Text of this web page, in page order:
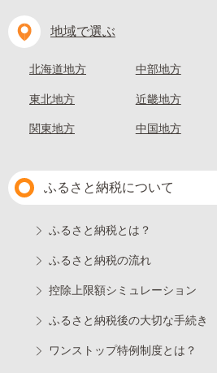
地域で選ぶ
北海道地方
東北地方
関東地方
中部地方
近畿地方
中国地方
ふるさと納税について
ふるさと納税とは？
ふるさと納税の流れ
控除上限額シミュレーション
ふるさと納税後の大切な手続き
ワンストップ特例制度とは？